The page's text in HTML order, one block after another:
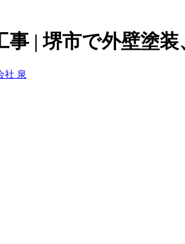
事 | 堺市で外壁塗